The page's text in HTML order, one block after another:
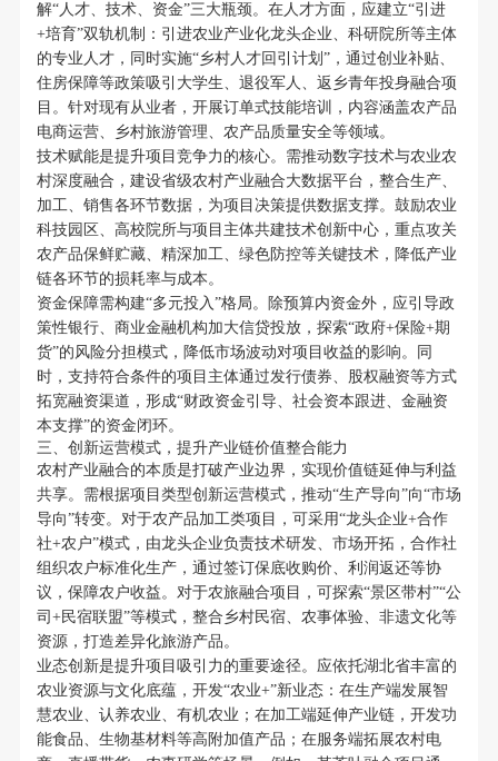
解“人才、技术、资金”三大瓶颈。在人才方面，应建立“引进
+培育”双轨机制：引进农业产业化龙头企业、科研院所等主体
的专业人才，同时实施“乡村人才回引计划”，通过创业补贴、
住房保障等政策吸引大学生、退役军人、返乡青年投身融合项
目。针对现有从业者，开展订单式技能培训，内容涵盖农产品
电商运营、乡村旅游管理、农产品质量安全等领域。
技术赋能是提升项目竞争力的核心。需推动数字技术与农业农
村深度融合，建设省级农村产业融合大数据平台，整合生产、
加工、销售各环节数据，为项目决策提供数据支撑。鼓励农业
科技园区、高校院所与项目主体共建技术创新中心，重点攻关
农产品保鲜贮藏、精深加工、绿色防控等关键技术，降低产业
链各环节的损耗率与成本。
资金保障需构建“多元投入”格局。除预算内资金外，应引导政
策性银行、商业金融机构加大信贷投放，探索“政府+保险+期
货”的风险分担模式，降低市场波动对项目收益的影响。同
时，支持符合条件的项目主体通过发行债券、股权融资等方式
拓宽融资渠道，形成“财政资金引导、社会资本跟进、金融资
本支撑”的资金闭环。
三、创新运营模式，提升产业链价值整合能力
农村产业融合的本质是打破产业边界，实现价值链延伸与利益
共享。需根据项目类型创新运营模式，推动“生产导向”向“市场
导向”转变。对于农产品加工类项目，可采用“龙头企业+合作
社+农户”模式，由龙头企业负责技术研发、市场开拓，合作社
组织农户标准化生产，通过签订保底收购价、利润返还等协
议，保障农户收益。对于农旅融合项目，可探索“景区带村”“公
司+民宿联盟”等模式，整合乡村民宿、农事体验、非遗文化等
资源，打造差异化旅游产品。
业态创新是提升项目吸引力的重要途径。应依托湖北省丰富的
农业资源与文化底蕴，开发“农业+”新业态：在生产端发展智
慧农业、认养农业、有机农业；在加工端延伸产业链，开发功
能食品、生物基材料等高附加值产品；在服务端拓展农村电